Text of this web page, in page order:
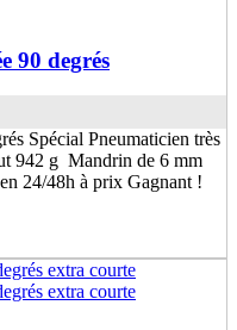
90 degrés
Spécial Pneumaticien très
942 g Mandrin de 6 mm
24/48h à prix Gagnant !